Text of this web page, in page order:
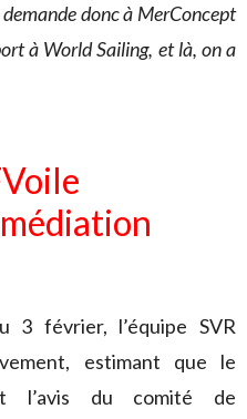
donc à MerConcept
à World Sailing, et là, on a
3 février, l’équipe SVR
estimant que le
l’avis du comité de